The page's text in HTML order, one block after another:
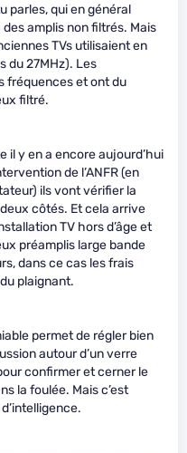
parles, qui en général
amplis non filtrés. Mais
TVs utilisaient en
du 27MHz). Les
fréquences et ont du
filtré.
il y en a encore aujourd’hui
de l’ANFR (en
ils vont vérifier la
côtés. Et cela arrive
TV hors d’âge et
préamplis large bande
dans ce cas les frais
plaignant.
permet de régler bien
autour d’un verre
confirmer et cerner le
la foulée. Mais c’est